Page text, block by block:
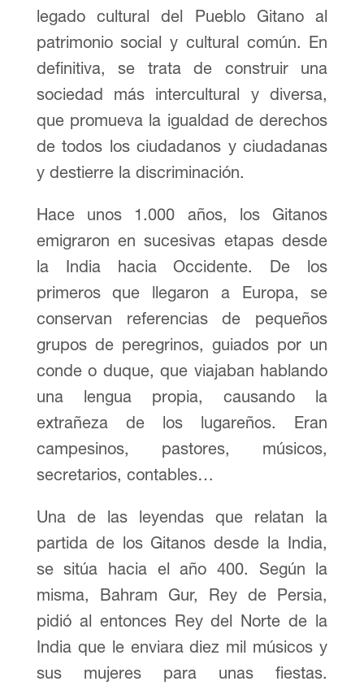
legado cultural del Pueblo Gitano al
patrimonio social y cultural común. En
definitiva, se trata de construir una
sociedad más intercultural y diversa,
que promueva la igualdad de derechos
de todos los ciudadanos y ciudadanas
y destierre la discriminación.
Hace unos 1.000 años, los Gitanos
emigraron en sucesivas etapas desde
la India hacia Occidente. De los
primeros que llegaron a Europa, se
conservan referencias de pequeños
grupos de peregrinos, guiados por un
conde o duque, que viajaban hablando
una lengua propia, causando la
extrañeza de los lugareños. Eran
campesinos, pastores, músicos,
secretarios, contables…
Una de las leyendas que relatan la
partida de los Gitanos desde la India,
se sitúa hacia el año 400. Según la
misma, Bahram Gur, Rey de Persia,
pidió al entonces Rey del Norte de la
India que le enviara diez mil músicos y
sus mujeres para unas fiestas.